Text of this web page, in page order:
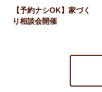
【予約ナシOK】家づく
り相談会開催